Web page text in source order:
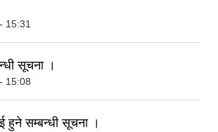
15:31
सूचना ।
15:08
हुने सम्बन्धी सूचना ।